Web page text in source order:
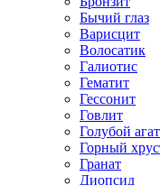
Бычий глаз
Варисцит
Волосатик
Галиотис
Гематит
Гессонит
Говлит
Голубой агат
Горный
Гранат
Диопсид